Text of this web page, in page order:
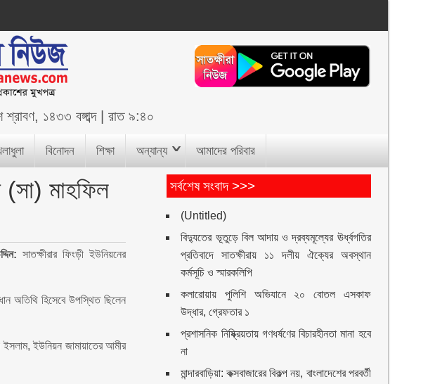
১৪৩৩ বঙ্গাব্দ| রাত ৯:৪০
বিনোদন শিক্ষা অন্যান্য আমাদের পরিবার
(সা) মাহফিল
সাতক্ষীরার ফিংড়ী ইউনিয়নের
অতিথি হিসেবে উপস্থিত ছিলেন
ইসলাম, ইউনিয়ন জামায়াতের আমীর
সর্বশেষ সংবাদ >>>
(Untitled)
বিদ্যুতের ভূতুড়ে বিল আদায় ও দ্রব্যমূল্যের ঊর্ধ্বগতির
প্রতিবাদে সাতক্ষীরায় ১১ দলীয় ঐক্যের অবস্থান
কর্মসূচি ও স্মারকলিপি
কলারোয়ায় পুলিশি অভিযানে ২০ বোতল এসকাফ
উদ্ধার, গ্রেফতার ১
প্রশাসনিক নিষ্ক্রিয়তায় গণধর্ষণের বিচারহীনতা মানা হবে
না
মান্দারবাড়িয়া: কক্সবাজারের বিকল্প নয়, বাংলাদেশের পরবর্তী